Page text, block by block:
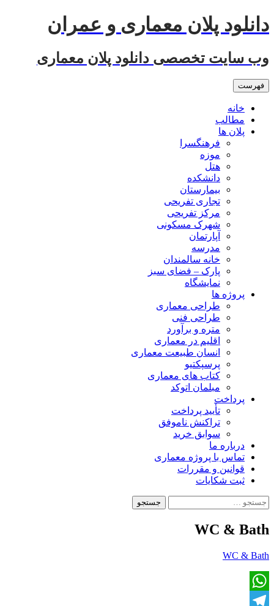
رفتن
به
دانلود پلان معماری و عمران
وب سایت تخصصی دانلود پلان معماری
فهرست
خانه
مطالب
پلان ها
فرهنگسرا
موزه
هتل
دانشکده
بیمارستان
تجاری تفریحی
مرکز تفریحی
شهرک مسکونی
آپارتمان
مدرسه
خانه سالمندان
پارک – فضای سبز
نمایشگاه
پروژه ها
طراحی معماری
طراحی فنی
متره و برآورد
اقلیم در معماری
انسان طبیعت معماری
پرسپکتیو
کتاب های معماری
مبلمان اتوکد
پرداخت
تأیید پرداخت
تراکنش ناموفق
سوابق خرید
درباره ما
تماس با پروژه معماری
قوانین و مقررات
ثبت شکایات
جستجو
برای:
WC & Bath
WC & Bath
WhatsApp